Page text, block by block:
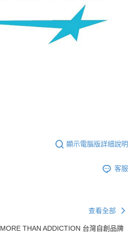
顯示電腦版詳細說明
客服
查看全部
MORE THAN ADDICTION 台灣自創品牌